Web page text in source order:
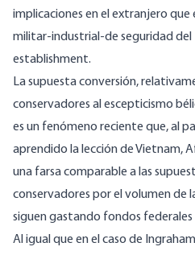
implicaciones en el extranjero que
militar-industrial-de seguridad del
establishment.
La supuesta conversión,
conservadores al escepticismo
es un fenómeno reciente que, al
aprendido la lección de Vietnam,
una farsa comparable a las
conservadores por el volumen de
siguen gastando fondos
Al igual que en el caso de